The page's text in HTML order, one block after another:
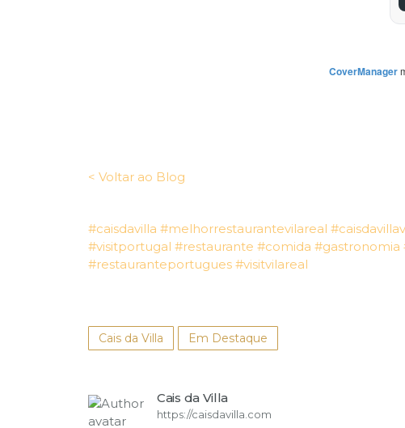
< Voltar ao Blog
#caisdavilla #melhorrestaurantevilareal
#visitportugal #restaurante #comida #gastronomia
#restauranteportugues #visitvilareal
Cais da Villa Em Destaque
Cais da Villa
https://caisdavilla.com